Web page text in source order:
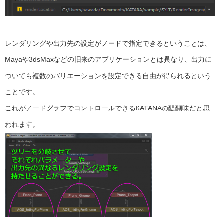
レンダリングや出力先の設定がノードで指定できるということは、
Mayaや3dsMaxなどの旧来のアプリケーションとは異なり、出力に
ついても複数のバリエーションを設定できる自由が得られるという
ことです。
これがノードグラフでコントロールできるKATANAの醍醐味だと思
われます。